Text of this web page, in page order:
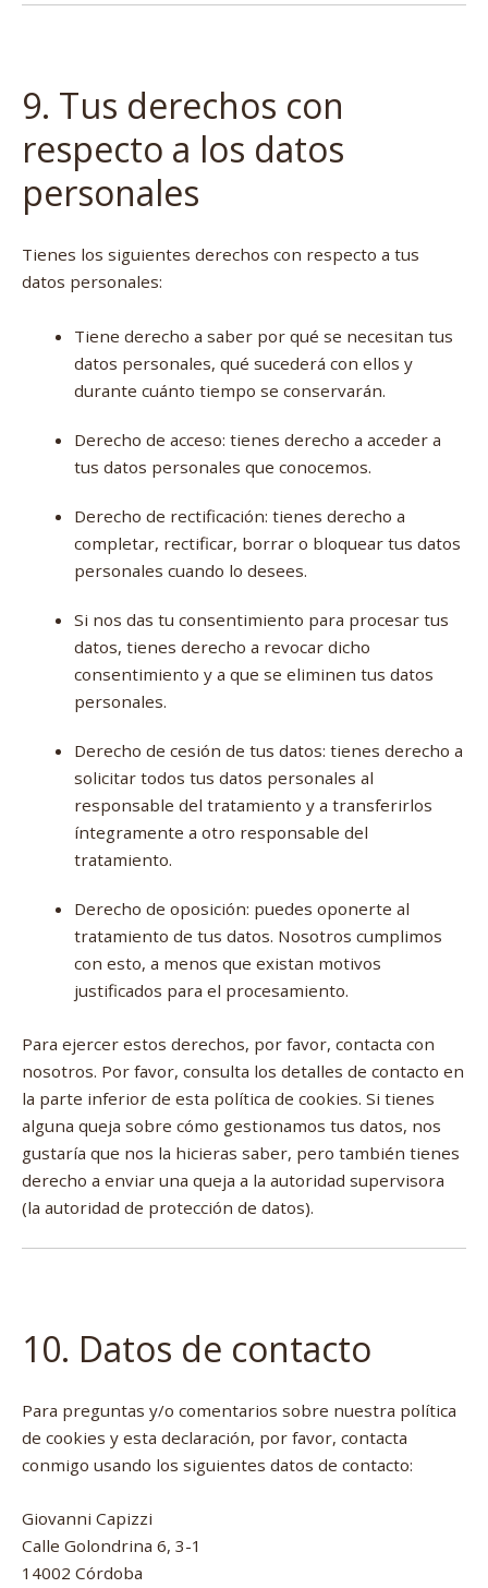
9. Tus derechos con
respecto a los datos
personales
Tienes los siguientes derechos con respecto a tus
datos personales:
Tiene derecho a saber por qué se necesitan tus
datos personales, qué sucederá con ellos y
durante cuánto tiempo se conservarán.
Derecho de acceso: tienes derecho a acceder a
tus datos personales que conocemos.
Derecho de rectificación: tienes derecho a
completar, rectificar, borrar o bloquear tus datos
personales cuando lo desees.
Si nos das tu consentimiento para procesar tus
datos, tienes derecho a revocar dicho
consentimiento y a que se eliminen tus datos
personales.
Derecho de cesión de tus datos: tienes derecho a
solicitar todos tus datos personales al
responsable del tratamiento y a transferirlos
íntegramente a otro responsable del
tratamiento.
Derecho de oposición: puedes oponerte al
tratamiento de tus datos. Nosotros cumplimos
con esto, a menos que existan motivos
justificados para el procesamiento.
Para ejercer estos derechos, por favor, contacta con
nosotros. Por favor, consulta los detalles de contacto en
la parte inferior de esta política de cookies. Si tienes
alguna queja sobre cómo gestionamos tus datos, nos
gustaría que nos la hicieras saber, pero también tienes
derecho a enviar una queja a la autoridad supervisora
(la autoridad de protección de datos).
10. Datos de contacto
Para preguntas y/o comentarios sobre nuestra política
de cookies y esta declaración, por favor, contacta
conmigo usando los siguientes datos de contacto:
Giovanni Capizzi
Calle Golondrina 6, 3-1
14002 Córdoba